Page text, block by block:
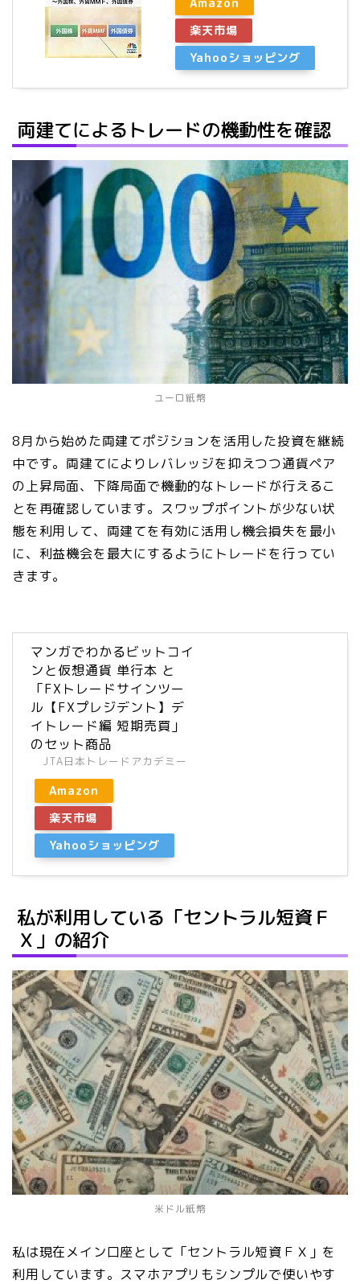
楽天市場
Yahooショッピング
両建てによるトレードの機動性を確認
ユーロ紙幣
8月から始めた両建てポジションを活用した投資を継続
中です。両建てによりレバレッジを抑えつつ通貨ペア
の上昇局面、下降局面で機動的なトレードが行えるこ
とを再確認しています。スワップポイントが少ない状
態を利用して、両建てを有効に活用し機会損失を最小
に、利益機会を最大にするようにトレードを行ってい
きます。
マンガでわかるビットコイ
ンと仮想通貨 単行本 と
「FXトレードサインツー
ル【FXプレジデント】デ
イトレード編 短期売買」
のセット商品
JTA日本トレードアカデミー
Amazon
楽天市場
Yahooショッピング
私が利用している「セントラル短資Ｆ
Ｘ」の紹介
米ドル紙幣
私は現在メイン口座として「セントラル短資ＦＸ」を
利用しています。スマホアプリもシンプルで使いやす